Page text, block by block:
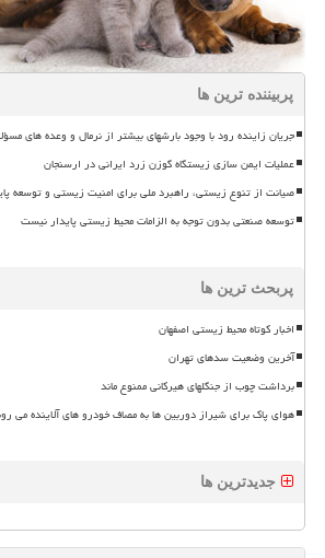
پربیننده ترین ها
جریان زاینده رود با وجود بارشهای بیشتر از نرمال و وعده های
عملیات ایمن سازی زیستگاه گوزن زرد ایرانی در ارسنجان
صیانت از تنوع زیستی، راهبرد ملی برای امنیت زیستی و توسعه
توسعه صنعتی بدون توجه به الزامات محیط زیستی پایدار نیست
پربحث ترین ها
اخبار کوتاه محیط زیستی اصفهان
آخرین وضعیت سدهای تهران
برداشت چوب از جنگلهای هیرکانی ممنوع ماند
هوای پاک برای شیراز دوربین ها به مصاف خودرو های آلاینده می
جدیدترین ها